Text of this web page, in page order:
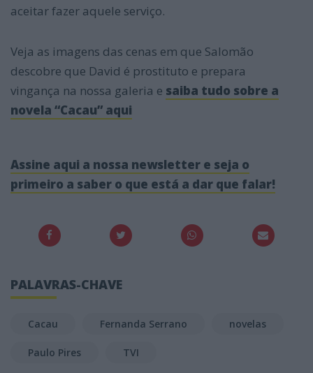
aceitar fazer aquele serviço.
Veja as imagens das cenas em que Salomão
descobre que David é prostituto e prepara
vingança na nossa galeria e saiba tudo sobre a
novela “Cacau” aqui
Assine aqui a nossa newsletter e seja o
primeiro a saber o que está a dar que falar!
PALAVRAS-CHAVE
Cacau Fernanda Serrano novelas
Paulo Pires TVI